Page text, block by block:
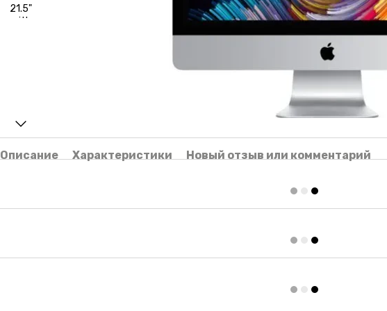
Описание Характеристики Новый отзыв или комментарий